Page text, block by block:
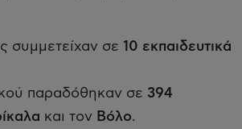
συμμετείχαν σε 10 εκπαιδευτικά
παραδόθηκαν σε 394
και τον Βόλο.